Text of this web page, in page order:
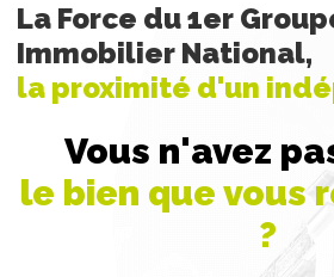
La Force du 1er
Immobilier National,
la proximité d'un
Vous n'avez
le bien que vous
?